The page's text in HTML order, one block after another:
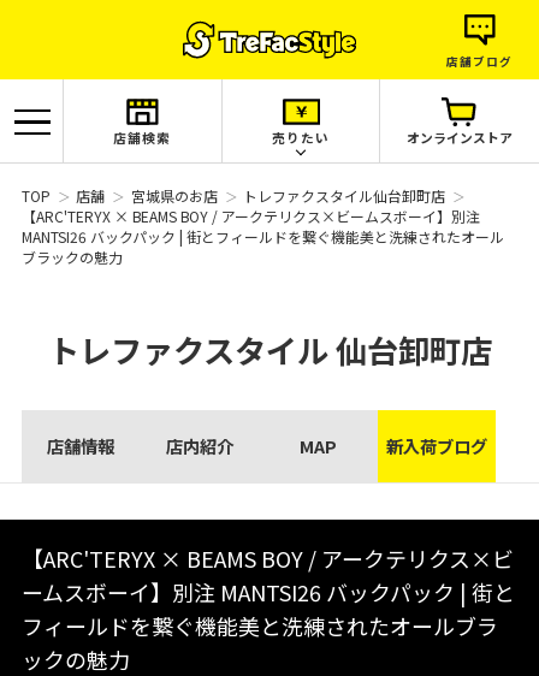
店舗ブログ
店舗検索 売りたい オンラインストア
TOP 店舗 宮城県のお店
トレファクスタイル仙台卸町店
【ARC'TERYX × BEAMS BOY / アークテリクス×ビームスボーイ】別注
MANTSI26 バックパック | 街とフィールドを繋ぐ機能美と洗練されたオール
ブラックの魅力
トレファクスタイル仙台卸町店
店舗情報 店内紹介 MAP 新入荷ブログ
【ARC'TERYX × BEAMS BOY / アークテリクス×ビ
ームスボーイ】別注 MANTSI26 バックパック | 街と
フィールドを繋ぐ機能美と洗練されたオールブラ
ックの魅力